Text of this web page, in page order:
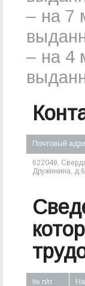
– на 7
– на 4
Почтовый
622049,
Дружинина,
№ п/п